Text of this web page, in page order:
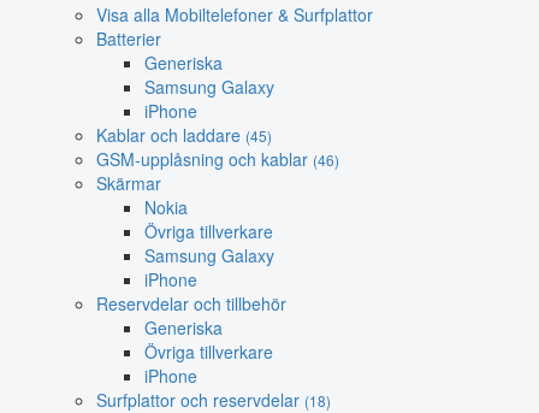
Visa alla Mobiltelefoner & Surfplattor
Batterier
Generiska
Samsung Galaxy
iPhone
Kablar och laddare (45)
GSM-upplåsning och kablar (46)
Skärmar
Nokia
Övriga tillverkare
Samsung Galaxy
iPhone
Reservdelar och tillbehör
Generiska
Övriga tillverkare
iPhone
Surfplattor och reservdelar (18)